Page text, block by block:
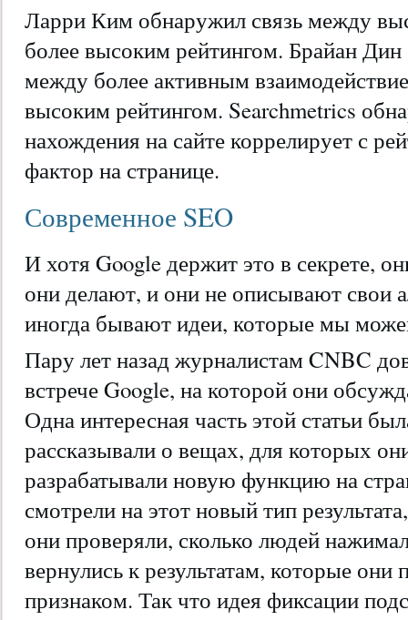
Ларри Ким обнаружил связь между
более высоким рейтингом. Брайан
между более активным
высоким рейтингом. Searchmetrics
нахождения на сайте коррелирует с
фактор на странице.
Современное SEO
И хотя Google держит это в секрете,
они делают, и они не описывают свои
иногда бывают идеи, которые мы
Пару лет назад журналистам CNBC
встрече Google, на которой они
Одна интересная часть этой статьи
рассказывали о вещах, для которых
разрабатывали новую функцию на
смотрели на этот новый тип
они проверяли, сколько людей
вернулись к результатам, которые они
признаком. Так что идея фиксации